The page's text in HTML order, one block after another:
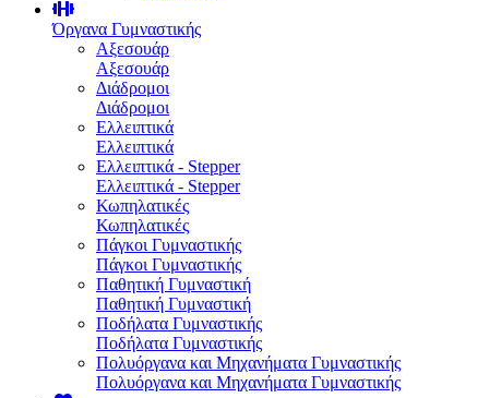
Όργανα Γυμναστικής
Αξεσουάρ
Αξεσουάρ
Διάδρομοι
Διάδρομοι
Ελλειπτικά
Ελλειπτικά
Ελλειπτικά - Stepper
Ελλειπτικά - Stepper
Κωπηλατικές
Κωπηλατικές
Πάγκοι Γυμναστικής
Πάγκοι Γυμναστικής
Παθητική Γυμναστική
Παθητική Γυμναστική
Ποδήλατα Γυμναστικής
Ποδήλατα Γυμναστικής
Πολυόργανα και Μηχανήματα Γυμναστικής
Πολυόργανα και Μηχανήματα Γυμναστικής